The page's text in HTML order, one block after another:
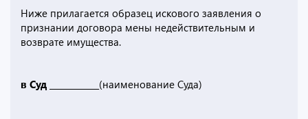
Ниже прилагается образец искового заявления о
признании договора мены недействительным и
возврате имущества.
в Суд ____________ (наименование Суда)